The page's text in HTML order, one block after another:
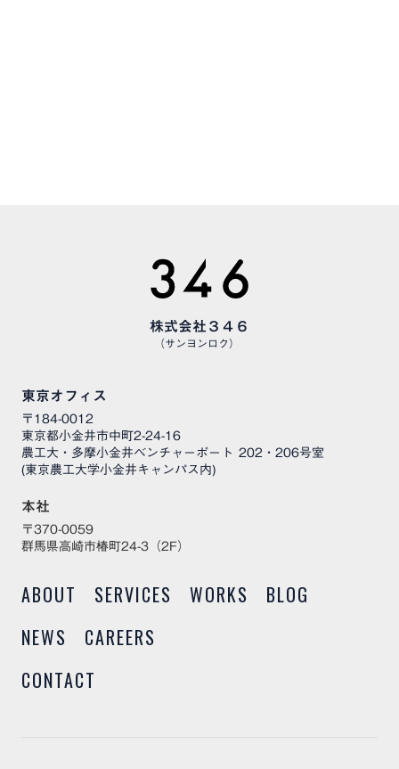
株式会社３４６
（サンヨンロク）
東京オフィス
〒184-0012
東京都小金井市中町2-24-16
農工大・多摩小金井ベンチャーポート 202・206号室
(東京農工大学小金井キャンパス内)
本社
〒370-0059
群馬県高崎市椿町24-3（2F）
ABOUT SERVICES WORKS
BLOG
NEWS
CAREERS
CONTACT